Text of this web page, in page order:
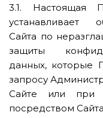
3.1. Настоящая
устанавливает
Сайта по
защиты
данных, которые
запросу
Сайте или при
посредством